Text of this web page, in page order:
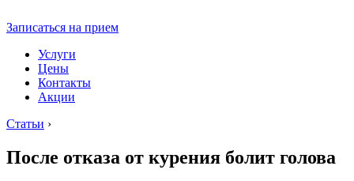
Записаться на прием
Услуги
Цены
Контакты
Акции
Статьи ›
После отказа от курения болит голова